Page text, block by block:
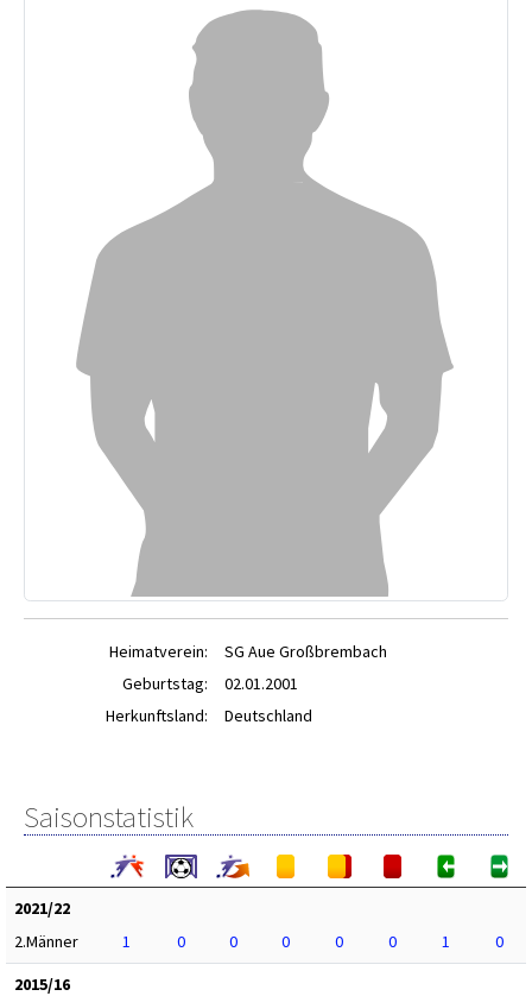
Heimatverein:
SG Aue Großbrembach
Geburtstag:
02.01.2001
Herkunftsland:
Deutschland
Saisonstatistik
2021/22
2.Männer
1 0 0 0 0 0 1
0
2015/16